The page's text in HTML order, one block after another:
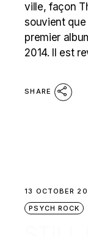
ville, façon
souvient
premier
2014. Il est
SHARE
13 OCTOBER
PSYCH ROCK